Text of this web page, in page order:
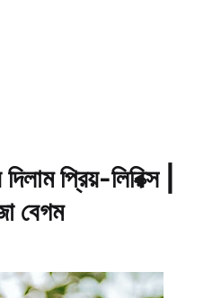
প্রিয়-লিরিক্স |
বেগম